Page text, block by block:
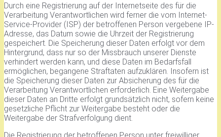
Durch eine Registrierung auf der Internetseite des für die
Verarbeitung Verantwortlichen wird ferner die vom Internet-
Service-Provider (ISP) der betroffenen Person vergebene IP-
Adresse, das Datum sowie die Uhrzeit der Registrierung
gespeichert. Die Speicherung dieser Daten erfolgt vor dem
Hintergrund, dass nur so der Missbrauch unserer Dienste
verhindert werden kann, und diese Daten im Bedarfsfall
ermöglichen, begangene Straftaten aufzuklären. Insofern ist
die Speicherung dieser Daten zur Absicherung des für die
Verarbeitung Verantwortlichen erforderlich. Eine Weitergabe
dieser Daten an Dritte erfolgt grundsätzlich nicht, sofern keine
gesetzliche Pflicht zur Weitergabe besteht oder die
Weitergabe der Strafverfolgung dient.